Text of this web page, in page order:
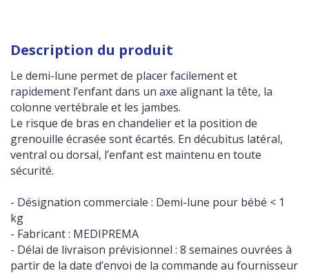
Description du produit
Le demi-lune permet de placer facilement et
rapidement l’enfant dans un axe alignant la tête, la
colonne vertébrale et les jambes.
Le risque de bras en chandelier et la position de
grenouille écrasée sont écartés. En décubitus latéral,
ventral ou dorsal, l’enfant est maintenu en toute
sécurité.
- Désignation commerciale : Demi-lune pour bébé < 1
kg
- Fabricant : MEDIPREMA
- Délai de livraison prévisionnel : 8 semaines ouvrées à
partir de la date d’envoi de la commande au fournisseur